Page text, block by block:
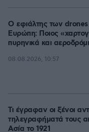
Ο εφιάλτης των
Ευρώπη: Ποιος
πυρηνικά και
08.08.2026, 10:57
Τι έγραφαν οι ξένοι
τηλεγραφήματά τους
Ασία το 1921